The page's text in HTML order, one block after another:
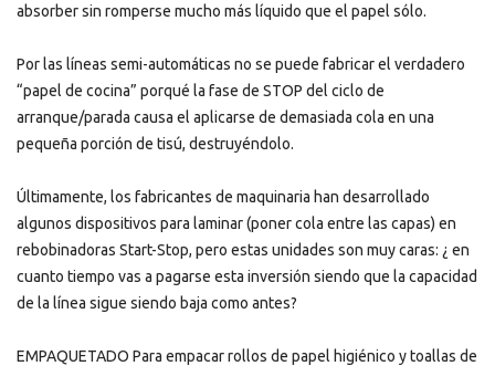
absorber sin romperse mucho más líquido que el papel sólo.
Por las líneas semi-automáticas no se puede fabricar el verdadero
“papel de cocina” porqué la fase de STOP del ciclo de
arranque/parada causa el aplicarse de demasiada cola en una
pequeña porción de tisú, destruyéndolo.
Últimamente, los fabricantes de maquinaria han desarrollado
algunos dispositivos para laminar (poner cola entre las capas) en
rebobinadoras Start-Stop, pero estas unidades son muy caras: ¿ en
cuanto tiempo vas a pagarse esta inversión siendo que la capacidad
de la línea sigue siendo baja como antes?
EMPAQUETADO Para empacar rollos de papel higiénico y toallas de